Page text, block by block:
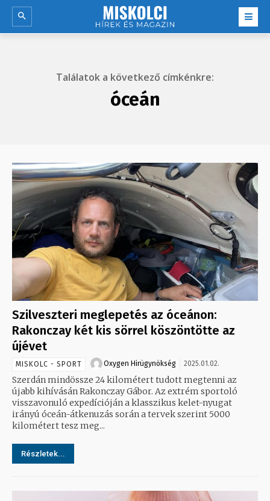
Találatok a következő címkénkre:
óceán
Szilveszteri meglepetés az óceánon:
Rakonczay két kis sörrel köszöntötte az
újévet
MISKOLC - SPORT Oxygen Hirügynökség 2025.01.02.
Szerdán mindössze 24 kilométert tudott megtenni az
újabb kihívásán Rakonczay Gábor. Az extrém sportoló
visszavonuló expedícióján a klasszikus kelet-nyugat
irányú óceán-átkenuzás során a tervek szerint 5000
kilométert tesz meg...
Részletek...